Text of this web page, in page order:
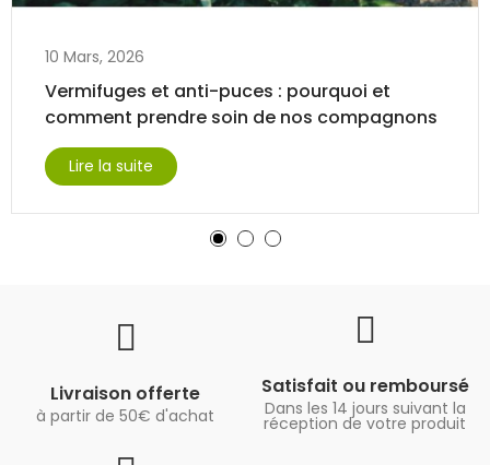
10 Mars, 2026
Vermifuges et anti-puces : pourquoi et
comment prendre soin de nos compagnons
Lire la suite
Livraison offerte
à partir de 50€ d'achat
Satisfait ou remboursé
Dans les 14 jours suivant la
réception de votre produit